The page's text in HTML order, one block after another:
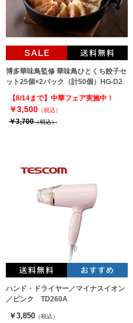
博多華味鳥監修 華味鳥ひとくち餃子セ
ット25個×2パック（計50個）HG-D2
【8/14まで】中華フェア実施中！
￥3,500 （税込）
￥3,700（税込）
ハンド・ドライヤー／マイナスイオン
／ピンク TD260A
￥3,850 （税込）